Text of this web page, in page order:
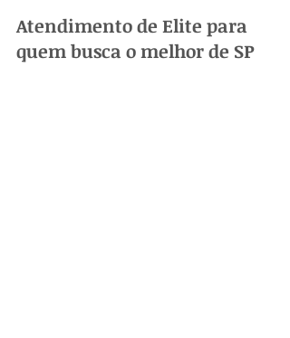
Atendimento de Elite para
quem busca o melhor de SP